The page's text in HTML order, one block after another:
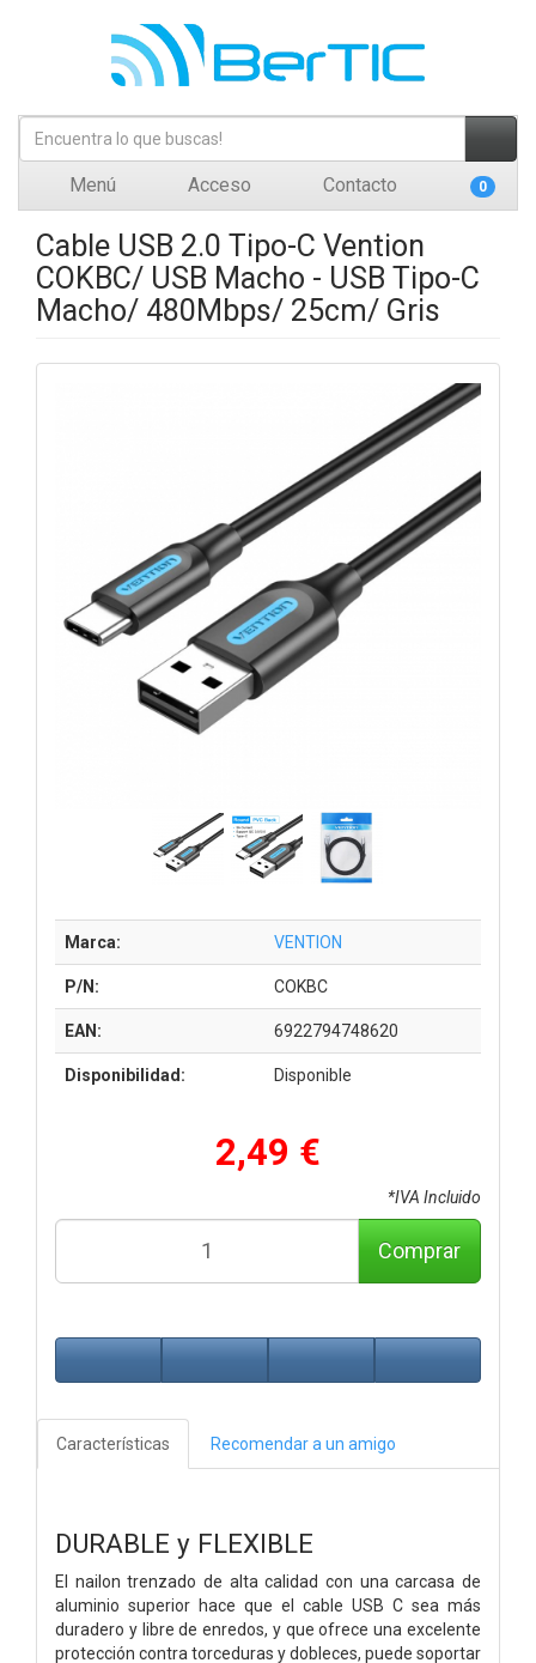
Menú Acceso Contacto 0
Cable USB 2.0 Tipo-C Vention
COKBC/ USB Macho - USB Tipo-C
Macho/ 480Mbps/ 25cm/ Gris
Marca: VENTION
P/N: COKBC
EAN: 6922794748620
Disponibilidad: Disponible
2,49 €
*IVA Incluido
Comprar
Características Recomendar a un amigo
DURABLE y FLEXIBLE
El nailon trenzado de alta calidad con una carcasa de
aluminio superior hace que el cable USB C sea más
duradero y libre de enredos, y que ofrece una excelente
protección contra torceduras y dobleces, puede soportar